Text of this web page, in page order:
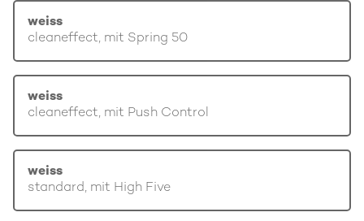
weiss
cleaneffect, mit Spring 50
weiss
cleaneffect, mit Push Control
weiss
standard, mit High Five